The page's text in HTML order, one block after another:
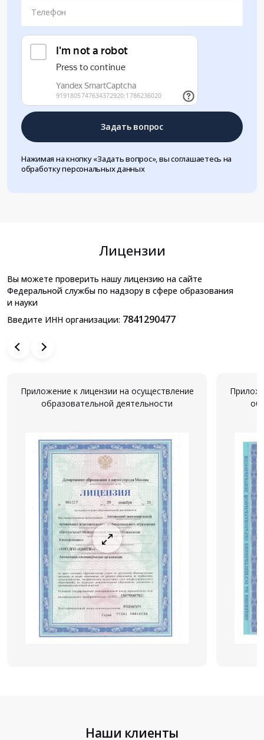
Телефон
Задать вопрос
Нажимая на кнопку «Задать вопрос», вы соглашаетесь на
обработку персональных данных
Лицензии
Вы можете проверить нашу лицензию на сайте
Федеральной службы по надзору в сфере образования
и науки
Введите ИНН организации: 7841290477
Приложение к лицензии на осуществление
образовательной деятельности
Наши клиенты